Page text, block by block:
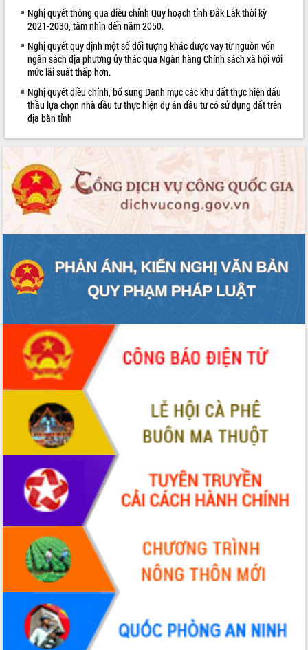
Minh
Lễ truy điệu và an táng hài cốt liệt sĩ
tại Nghĩa trang Liệt sĩ xã Sơn Hòa
Bàn giải pháp tháo gỡ khó khăn trong
xuất khẩu sầu riêng và triển khai quy
định EUDR
Thứ trưởng Bộ Nông nghiệp và Môi
trường Nguyễn Hoàng Hiệp khảo sát
vùng trồng và doanh nghiệp đóng gói
Trình diễn nghệ thuật chế biến các
món ăn từ sầu riêng
Đắk Lắk công bố Quy hoạch và xúc
tiến đầu tư tỉnh
Ngành cá ngừ Đắk Lắk chủ động thích
Diễn đàn Kinh tế tư nhân Việt Nam đột
phá cơ chế - Hợp tác công tư
Đề án 06 tạo bước ngoặt đột phá trong
Kết nối tour, đẩy mạnh chuyển đổi số
để phát triển du lịch Đắk Lắk
Khởi động Dự án Đầu tư xây dựng hạ
tầng kỹ thuật Cụm công nghiệp Tân
Gặp mặt các cơ quan báo chí nhân Kỷ
niệm 101 năm Ngày Báo chí Cách
mạng Việt Nam
Đắk Lắk sơ kết 4 năm triển khai thực
hiện Đề án 06 của Chính phủ
Họp báo thông tin về Hội nghị Công bố
Quy hoạch và Xúc tiến đầu tư tỉnh Đắk
Lắk
Khơi thông điểm nghẽn, đẩy nhanh
giải ngân vốn khắc phục thiên tai
HĐND tỉnh thông qua điều chỉnh Quy
hoạch tỉnh thời kỳ 2021-2030
Hội thảo góp ý hồ sơ điều chỉnh quy
hoạch tỉnh Đắk Lắk thời kỳ 2021-2030,
tầm nhìn đến năm 2050
Nâng cao hiệu quả hoạt động của các
doanh nghiệp nhà nước
LIÊN KẾT WEB
Nghị quyết thông qua điều chỉnh Quy hoạch tỉnh Đắk Lắk thời kỳ
2021-2030, tầm nhìn đến năm 2050.
Nghị quyết quy định một số đối tượng khác được vay từ nguồn vốn
ngân sách địa phương ủy thác qua Ngân hàng Chính sách xã hội với
mức lãi suất thấp hơn.
Nghị quyết điều chỉnh, bổ sung Danh mục các khu đất thực hiện đấu
thầu lựa chọn nhà đầu tư thực hiện dự án đầu tư có sử dụng đất trên
địa bàn tỉnh